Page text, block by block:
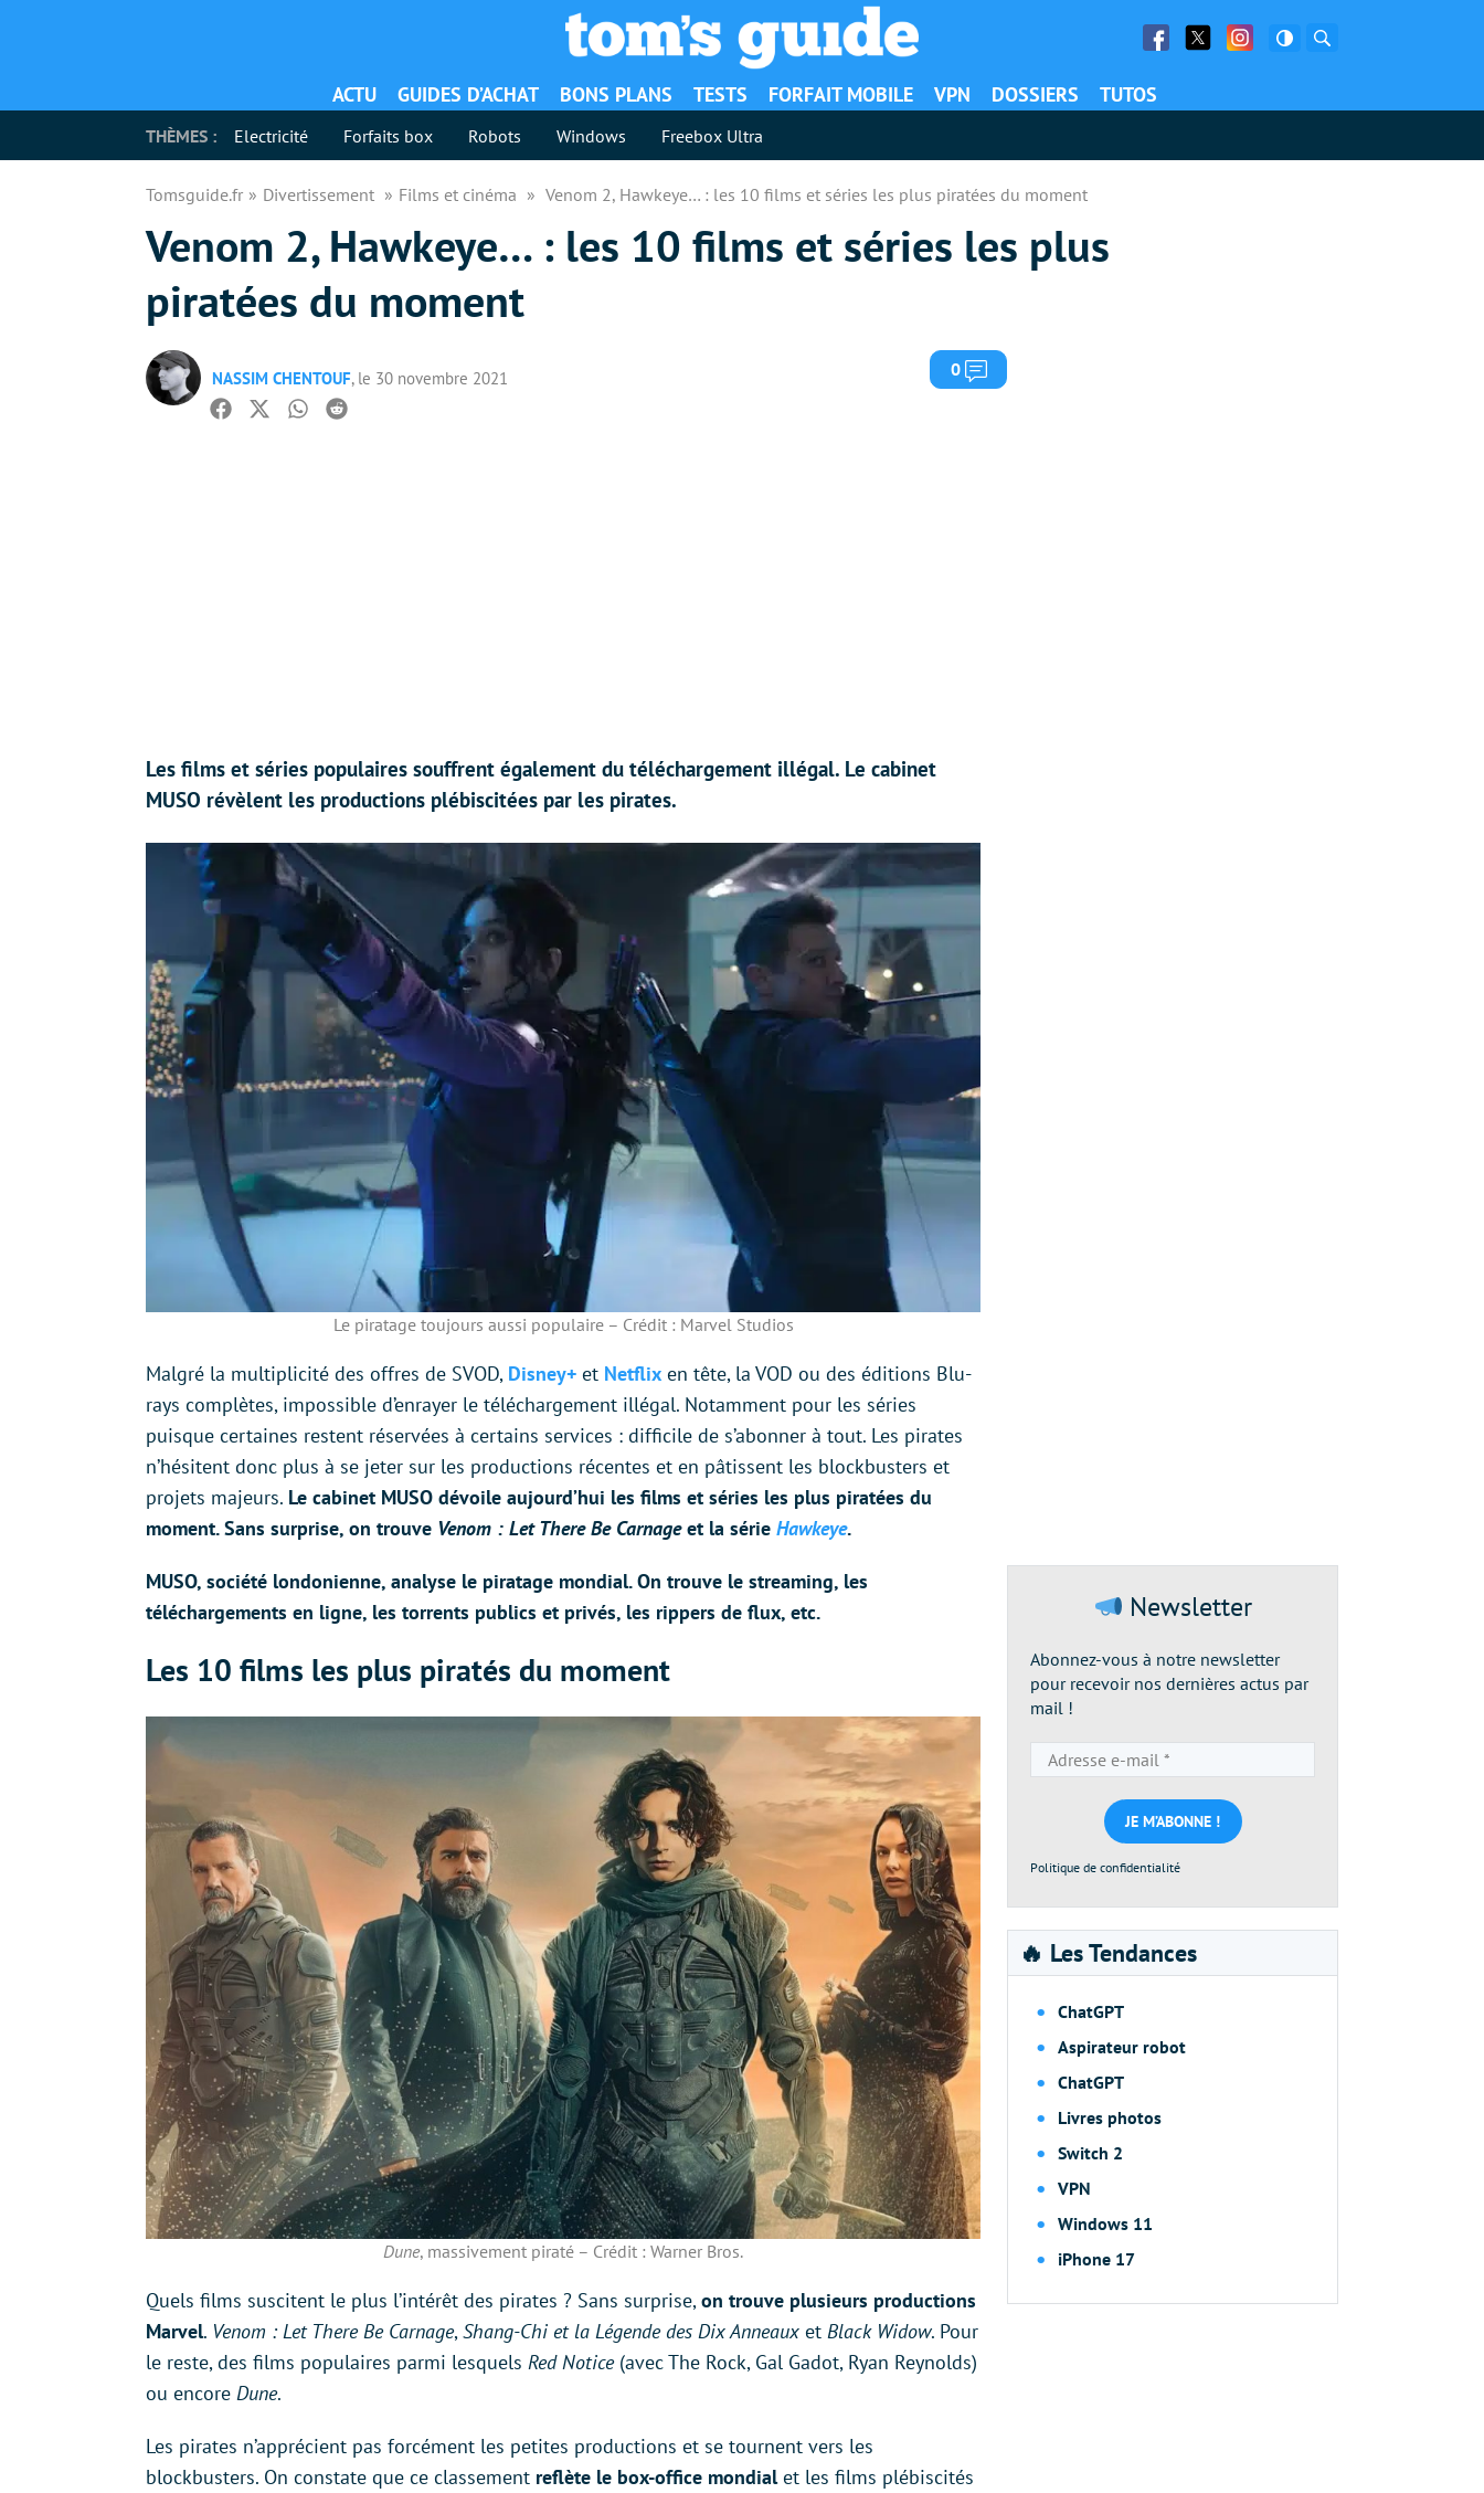
Facebook
Twitter Facebook
ACTU GUIDES D’ACHAT BONS PLANS TESTS FORFAIT MOBILE VPN DOSSIERS TUTOS
THÈMES : Electricité Forfaits box Robots Windows Freebox Ultra
Tomsguide.fr Divertissement Films et cinéma Venom 2, Hawkeye… : les 10 films et séries les plus piratées du moment
Venom 2, Hawkeye… : les 10 films et séries les plus
piratées du moment
NASSIM CHENTOUF, le 30 novembre 2021 0 Commentaires
Facebook
TwitterWhatsapp
Reddit
Les films et séries populaires souffrent également du téléchargement illégal. Le cabinet
MUSO révèlent les productions plébiscitées par les pirates.
Le piratage toujours aussi populaire – Crédit : Marvel Studios
Malgré la multiplicité des offres de SVOD, Disney+ et Netflix en tête, la VOD ou des éditions Blu-
rays complètes, impossible d’enrayer le téléchargement illégal. Notamment pour les séries
puisque certaines restent réservées à certains services : difficile de s’abonner à tout. Les pirates
n’hésitent donc plus à se jeter sur les productions récentes et en pâtissent les blockbusters et
projets majeurs. Le cabinet MUSO dévoile aujourd’hui les films et séries les plus piratées du
moment. Sans surprise, on trouve Venom : Let There Be Carnageet la série Hawkeye.
MUSO, société londonienne, analyse le piratage mondial. On trouve le streaming, les
téléchargements en ligne, les torrents publics et privés, les rippers de flux, etc.
Les 10 films les plus piratés du moment
Dune, massivement piraté – Crédit : Warner Bros.
Quels films suscitent le plus l’intérêt des pirates ? Sans surprise,on trouve plusieurs productions
Marvel. Venom : Let There Be Carnage,Shang-Chi et la Légende des Dix Anneaux et Black Widow. Pour
le reste, des films populaires parmi lesquels Red Notice(avec The Rock, Gal Gadot, Ryan Reynolds)
ou encore Dune.
Les pirates n’apprécient pas forcément les petites productions et se tournent vers les
blockbusters. On constate que ce classement reflète le box-office mondialet les films plébiscités
Newsletter
Abonnez-vous à notre newsletter
pour recevoir nos dernières actus par
mail !
e-
mail
*
Politique de confidentialité
🔥 Les Tendances
ChatGPT
Aspirateur robot
ChatGPT
Livres photos
Switch 2
VPN
Windows 11
iPhone 17